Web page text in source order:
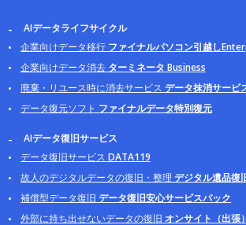
AIデータライフサイクル
企業向けデータ移行 ファイナルパソコン引越し
企業向けデータ消去 ターミネータ Business
廃棄・リユース時に消去サービス データ抹消サービ
データ復元ソフト ファイナルデータ特別復元
AIデータ復旧サービス
データ復旧サービス DATA119
故人のデジタルデータの復旧・整理 デジタル遺品復
補償型データ復旧 データ復旧安心サービスパック
外部に持ち出せないデータの復旧 オンサイト（出張